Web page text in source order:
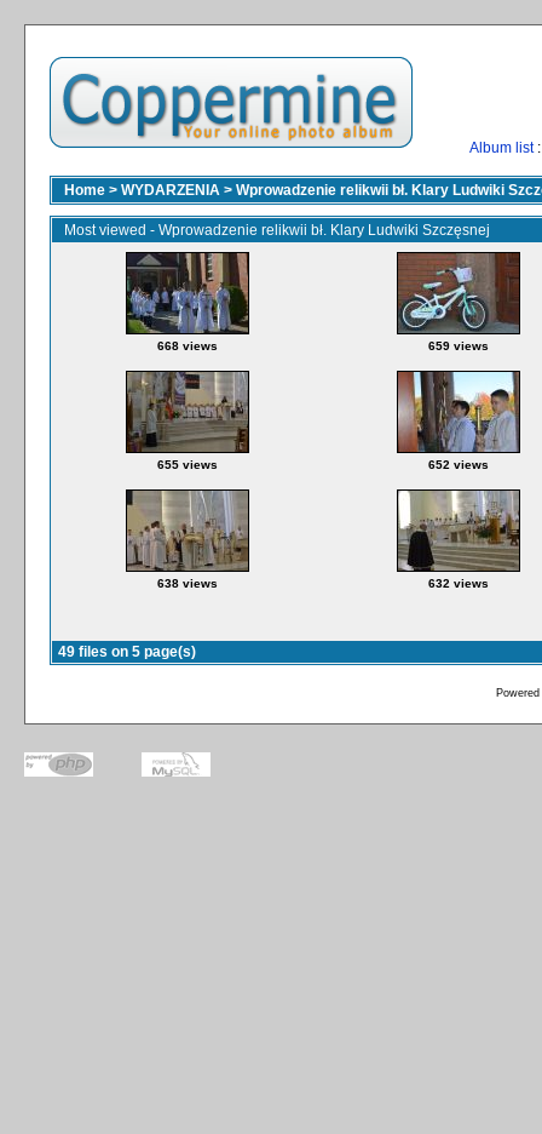
Album list
Home > WYDARZENIA > Wprowadzenie relikwii bł. Klary Ludwiki
Most viewed - Wprowadzenie relikwii bł. Klary Ludwiki Szczęsnej
668 views 659 views
655 views 652 views
638 views 632 views
49 files on 5 page(s)